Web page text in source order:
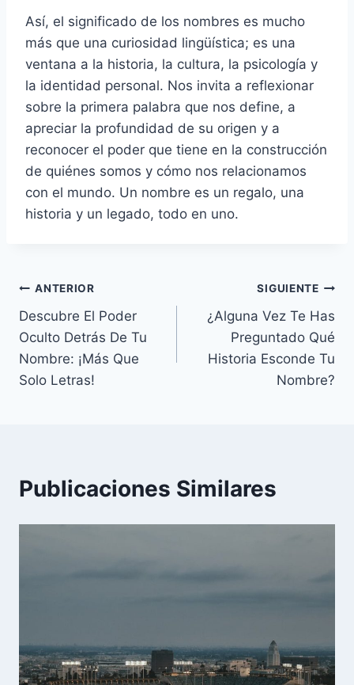
Así, el significado de los nombres es mucho
más que una curiosidad lingüística; es una
ventana a la historia, la cultura, la psicología y
la identidad personal. Nos invita a reflexionar
sobre la primera palabra que nos define, a
apreciar la profundidad de su origen y a
reconocer el poder que tiene en la construcción
de quiénes somos y cómo nos relacionamos
con el mundo. Un nombre es un regalo, una
historia y un legado, todo en uno.
Navegación
de
entradas
ANTERIOR
Descubre El Poder
Oculto Detrás De Tu
Nombre: ¡Más Que
Solo Letras!
SIGUIENTE
¿Alguna Vez Te Has
Preguntado Qué
Historia Esconde Tu
Nombre?
Publicaciones Similares